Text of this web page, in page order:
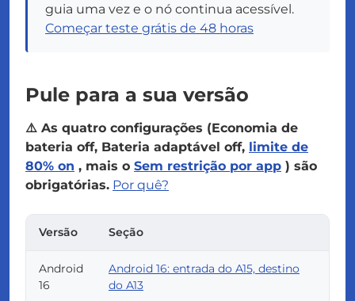
guia uma vez e o nó continua acessível.
Começar teste grátis de 48 horas
Pule para a sua versão
⚠️ As quatro configurações (Economia de
bateria off, Bateria adaptável off, limite de
80% on , mais o Sem restrição por app ) são
obrigatórias. Por quê?
Versão Seção
Android
16
Android 16: entrada do A15, destino
do A13